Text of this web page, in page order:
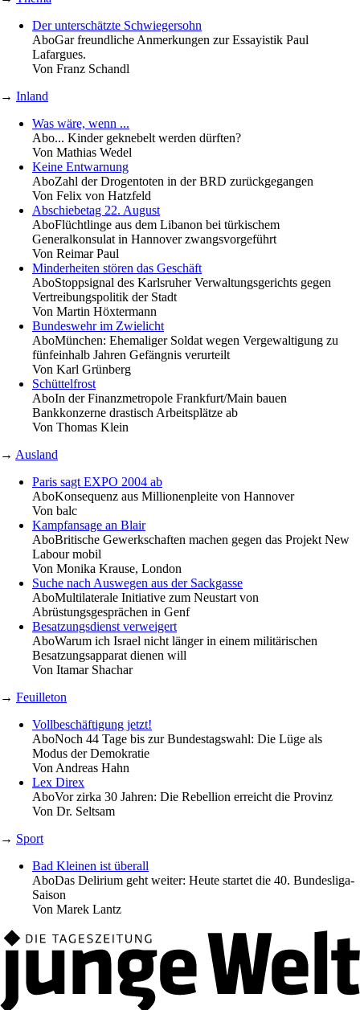
Der unterschätzte Schwiegersohn
AboGar freundliche Anmerkungen zur Essayistik Paul
Lafargues.
Von Franz Schandl
→ Inland
Was wäre, wenn ...
Abo... Kinder geknebelt werden dürften?
Von Mathias Wedel
Keine Entwarnung
AboZahl der Drogentoten in der BRD zurückgegangen
Von Felix von Hatzfeld
Abschiebetag 22. August
AboFlüchtlinge aus dem Libanon bei türkischem
Generalkonsulat in Hannover zwangsvorgeführt
Von Reimar Paul
Minderheiten stören das Geschäft
AboStoppsignal des Karlsruher Verwaltungsgerichts gegen
Vertreibungspolitik der Stadt
Von Martin Höxtermann
Bundeswehr im Zwielicht
AboMünchen: Ehemaliger Soldat wegen Vergewaltigung zu
fünfeinhalb Jahren Gefängnis verurteilt
Von Karl Grünberg
Schüttelfrost
AboIn der Finanzmetropole Frankfurt/Main bauen
Bankkonzerne drastisch Arbeitsplätze ab
Von Thomas Klein
→ Ausland
Paris sagt EXPO 2004 ab
AboKonsequenz aus Millionenpleite von Hannover
Von balc
Kampfansage an Blair
AboBritische Gewerkschaften machen gegen das Projekt New
Labour mobil
Von Monika Krause, London
Suche nach Auswegen aus der Sackgasse
AboMultilaterale Initiative zum Neustart von
Abrüstungsgesprächen in Genf
Besatzungsdienst verweigert
AboWarum ich Israel nicht länger in einem militärischen
Besatzungsapparat dienen will
Von Itamar Shachar
→ Feuilleton
Vollbeschäftigung jetzt!
AboNoch 44 Tage bis zur Bundestagswahl: Die Lüge als
Modus der Demokratie
Von Andreas Hahn
Lex Direx
AboVor zirka 30 Jahren: Die Rebellion erreicht die Provinz
Von Dr. Seltsam
→ Sport
Bad Kleinen ist überall
AboDas Delirium geht weiter: Heute startet die 40. Bundesliga-
Saison
Von Marek Lantz